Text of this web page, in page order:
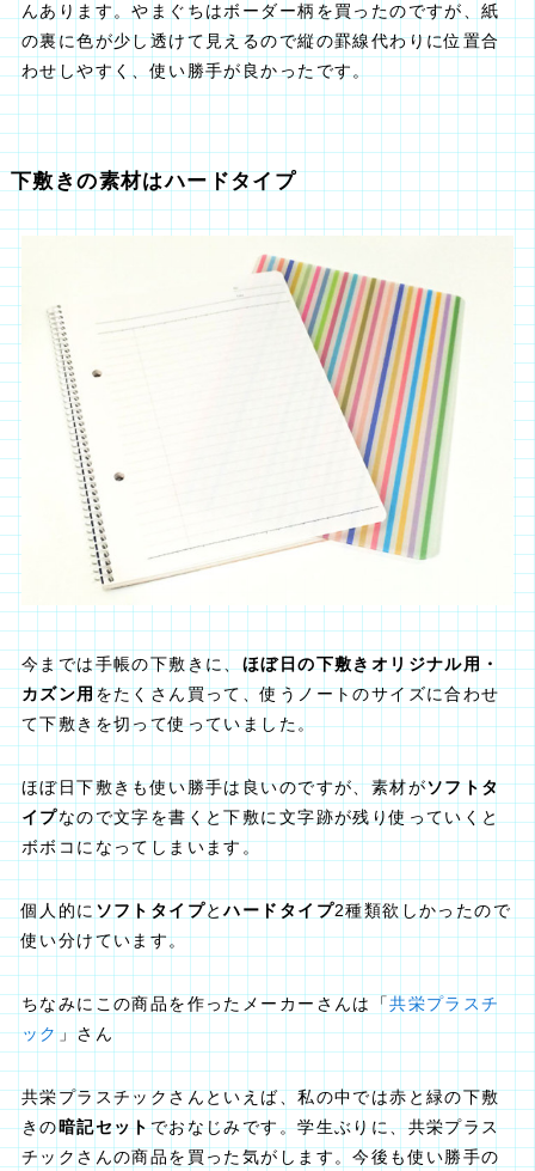
んあります。やまぐちはボーダー柄を買ったのですが、紙
の裏に色が少し透けて見えるので縦の罫線代わりに位置合
わせしやすく、使い勝手が良かったです。
下敷きの素材はハードタイプ
今までは手帳の下敷きに、 ほぼ日の下敷きオリジナル用・
カズン用をたくさん買って、使うノートのサイズに合わせ
て下敷きを切って使っていました。
ほぼ日下敷きも使い勝手は良いのですが、素材がソフトタ
イプなので文字を書くと下敷に文字跡が残り使っていくと
ボボコになってしまいます。
個人的に ソフトタイプとハードタイプ2種類欲しかったので
使い分けています。
ちなみにこの商品を作ったメーカーさんは「共栄プラスチ
ック」さん
共栄プラスチックさんといえば、私の中では赤と緑の下敷
きの暗記セットでおなじみです。学生ぶりに、共栄プラス
チックさんの商品を買った気がします。今後も使い勝手の